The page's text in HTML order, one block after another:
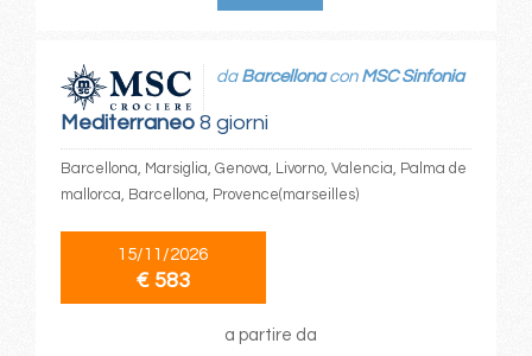
Mediterraneo8 giorni
da Barcellonacon MSC Sinfonia
Barcellona, Marsiglia, Genova, Livorno, Valencia, Palma de
mallorca, Barcellona, Provence(marseilles)
15/11/2026
€ 583
a partire da